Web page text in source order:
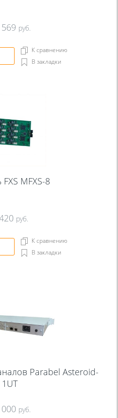
руб.
К сравнению
В закладки
MFXS-8
руб.
К сравнению
В закладки
Parabel Asteroid-
1UT
руб.